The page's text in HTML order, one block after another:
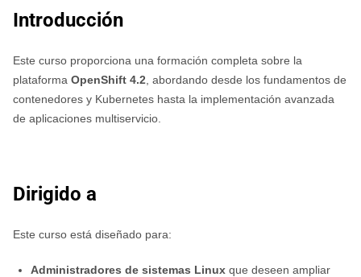
Introducción
Este curso proporciona una formación completa sobre la
plataforma OpenShift 4.2 , abordando desde los fundamentos de
contenedores y Kubernetes hasta la implementación avanzada
de aplicaciones multiservicio.
Dirigido a
Este curso está diseñado para:
Administradores de sistemas Linux que deseen ampliar